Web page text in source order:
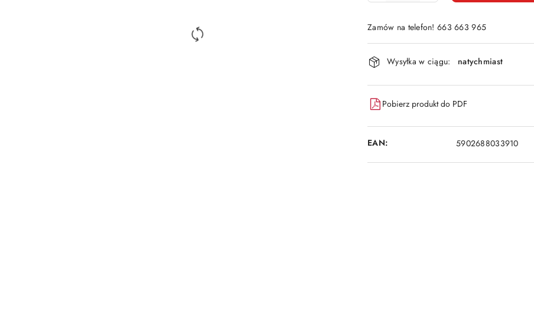
Zamów na telefon! 663 663 965
Dostępność
i
dostawa
Wysyłka w ciągu: natychmiast
Pobierz produkt do PDF
EAN: 5902688033910